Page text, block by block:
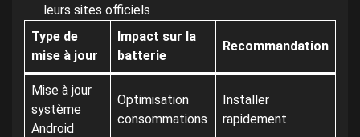
leurs sites officiels
Type de
mise à jour
Impact sur la
batterie
Recommandation
Mise à jour
système
Android
Optimisation
consommations
Installer
rapidement